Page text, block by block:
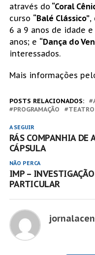
através do “Coral
curso “Balé Clássico”,
6 a 9 anos de idade
anos; e “Dança do
interessados.
Mais informações
POSTS RELACIONADOS:
PROGRAMAÇÃO
TEATRO
A SEGUIR
RÁS COMPANHIA DE
CÁPSULA
NÃO PERCA
IMP –
PARTICULAR